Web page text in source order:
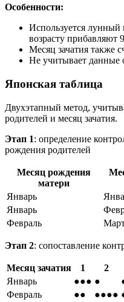
Особенности:
Используется лунный
возрасту прибавляют
Месяц зачатия также
Не учитывает данные
Японская таблица
Двухэтапный метод,
родителей и месяц зачатия.
Этап 1: определение
рождения родителей
Месяц рождения
матери
Январь
Январь
Февраль
Этап 2: сопоставление
Месяц зачатия 1 2
Январь
●●● ●
Февраль
●● ●●●●